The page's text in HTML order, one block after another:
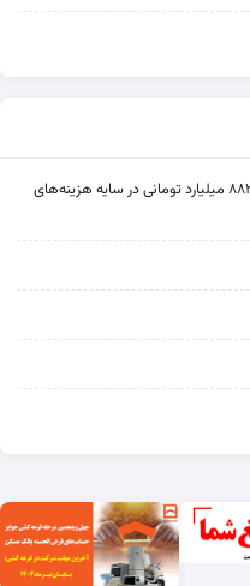
عملکرد متناقض بانک صادرات ؛ تراز مثبت ۸۸۲۲ میلیارد تومانی در سایه هزینه‌های